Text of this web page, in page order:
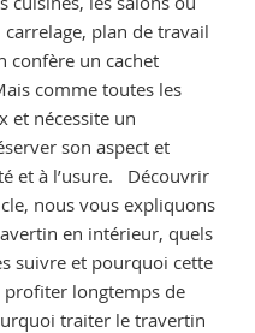
plan de travail
confère un cachet
comme toutes les
et nécessite un
son aspect et
et à l’usure. Découvrir
nous vous expliquons
en intérieur, quels
suivre et pourquoi cette
profiter longtemps de
traiter le travertin